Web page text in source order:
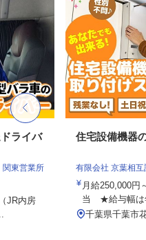
ライバ
東営業所
JR内房
住宅設備機器
有限会社 京葉相互
月給250,000円
当 ★給与幅は
千葉県千葉市